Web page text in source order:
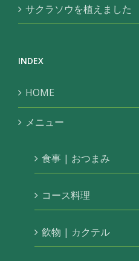
サクラソウを植えました
INDEX
HOME
メニュー
食事 | おつまみ
コース料理
飲物 | カクテル